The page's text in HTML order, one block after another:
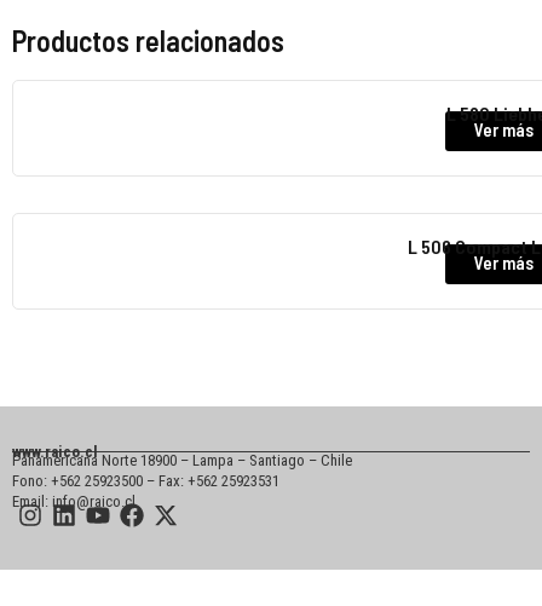
Productos relacionados
L 580
Ver más
L 506 Compact
Ver más
www.raico.cl
Panamericana Norte 18900 – Lampa – Santiago – Chile
Fono: +562 25923500 – Fax: +562 25923531
Email: info@raico.cl